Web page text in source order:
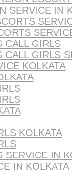
SERVICE IN
CALL GIRLS
CALL GIRLS
KOLKATA
KOLKATA
SERVICE IN
IN KOLKATA